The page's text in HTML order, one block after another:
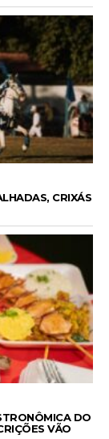
CRIXÁS
DO
VÃO